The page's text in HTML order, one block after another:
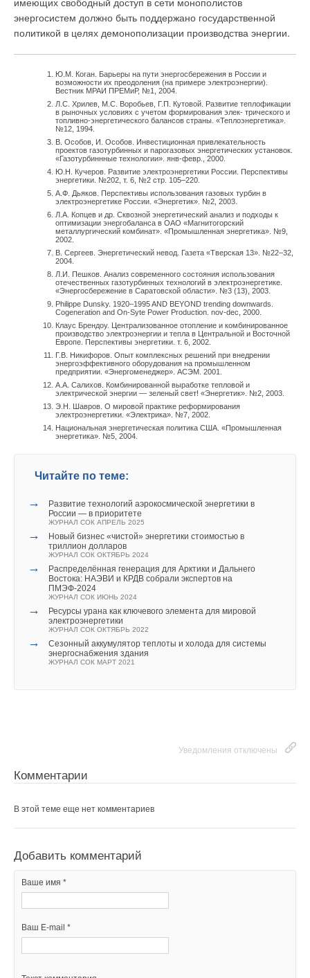
энергосистем должно быть поддержано государственной
политикой в целях демонополизации производства энергии.
Ю.М. Коган. Барьеры на пути энергосбережения в России и
возможности их преодоления (на примере электроэнергии).
Вестник МРАИ ПРЕМиР, №1, 2004.
Л.С. Хрилев, М.С. Воробьев, Г.П. Кутовой. Развитие теплофикации
в рыночных условиях с учетом формирования элек- трического и
топливно-энергетического балансов страны. «Теплоэнергетика».
№12, 1994.
В. Особов, И. Особов. Инвестиционная привлекательность
проектов газотурбинных и парогазовых энергетических установок.
«Газотурбиннные технологии». янв-февр., 2000.
Ю.Н. Кучеров. Развитие электроэнергетики России. Перспективы
энергетики. №202, т. 6, №2 стр. 105–220.
А.Ф. Дьяков. Перспективы использования газовых турбин в
электроэнергетике России. «Энергетик». №2, 2003.
Л.А. Копцев и др. Сквозной энергетический анализ и подходы к
оптимизации энергобаланса в ОАО «Магнитогорский
металлургический комбинат». «Промышленная энергетика». №9,
2002.
В. Сергеев. Энергетический невод. Газета «Тверская 13». №22–32,
2004.
Л.И. Пешков. Анализ современного состояния использования
отечественных газотурбинных технологий в электроэнергетике.
«Энергосбережение в Саратовской области». №3 (13), 2003.
Philippe Dunsky. 1920–1995 AND BEYOND trending downwards.
Сogeneration and On-Syte Power Production. nov-dec, 2000.
Клаус Брендоу. Централизованное отопление и комбинированное
производство электроэнергии и тепла в Центральной и Восточной
Европе. Перспективы энергетики. т. 6, 2002.
Г.В. Никифоров. Опыт комплексных решений при внедрении
энергоэффективного оборудования на промышленном
предприятии. «Энергоменеджер». АСЭМ. 2001.
А.А. Салихов. Комбинированной выработке тепловой и
электрической энергии — зеленый свет! «Энергетик». №2, 2003.
Э.Н. Шавров. О мировой практике реформирования
электроэнергетики. «Электрика». №7, 2002.
Национальная энергетическая политика США. «Промышленная
энергетика». №5, 2004.
Читайте по теме:
→
Развитие технологий аэрокосмической энергетики в
России — в приоритете
ЖУРНАЛ СОК АПРЕЛЬ 2025
→
Новый бизнес «чистой» энергетики стоимостью в
триллион долларов
ЖУРНАЛ СОК ОКТЯБРЬ 2024
→
Распределённая генерация для Арктики и Дальнего
Востока: НАЭВИ и КРДВ собрали экспертов на
ПМЭФ-2024
ЖУРНАЛ СОК ИЮНЬ 2024
→
Ресурсы урана как ключевого элемента для мировой
электроэнергетики
ЖУРНАЛ СОК ОКТЯБРЬ 2022
→
Сезонный аккумулятор теплоты и холода для системы
энергоснабжения здания
ЖУРНАЛ СОК МАРТ 2021
Уведомления отключены
Комментарии
В этой теме еще нет комментариев
Добавить комментарий
Ваше имя *
Ваш E-mail *
экологии. В угоду сегодняшнему дню многие производители
идут на осознанное нарушение хрупкого экологического
баланса. Поскольку работа оборудования GRUNDFOS очень
тесно связана с водой, GRUNDFOS участвует во многих
программах по сохранению водных ресурсов. Именно
поэтому все, что касается экологии, — это не просто слова.
Несколько раз GRUNDFOS получал мировые награды не
только за хороший продукт, но за экологичность
производственных процессов. Мне несколько раз довелось
быть непосредственным наблюдателем производственных
процессов на заводах GRUNDFOS в составе российских
делегаций, и везде люди удивлялись культуре
производственных процессов. Организация на рабочих
местах, утилизация отходов, чистота воздуха на
производстве, вопросы шума и вибрации — это все
составные компоненты большого понятия ответственности за
людей и окружающую среду.
— В этом году GRUNDFOS выступает спонсором
Олимпийских игр. Это касается только датской
компании?
— В основном — да, GRUNDFOS выступает спонсором
Олимпийского комитета Дании. Но мы в России, на своем
уровне также смогли реализовать часть этой программы,
которая направлена на конечных потребителей. GRUNDFOS
проводил лотерею-конкурс на предмет уровня их
осведомленности продуктом GRUNDFOS. Победителям
представится возможность поехать на Олимпийские игры.
процветания и благополучия.
Читайте по теме:
«Золотая» котельная
ЖУРНАЛ СОК ОКТЯБРЬ 2021
→
Решения Grundfos для водоснабжения малоэтажного
жилья
ЖУРНАЛ СОК МАЙ 2021
2021 года
ЖУРНАЛ СОК АПРЕЛЬ 2021
ЖУРНАЛ СОК МАРТ 2021
Как насосы Grundfos помогают бороться с пандемией
ЖУРНАЛ СОК ДЕКАБРЬ 2020
Уведомления отключены
Комментарии
В этой теме еще нет комментариев
Добавить комментарий
Ваше имя *
Ваш E-mail *